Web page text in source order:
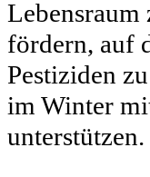
Lebensraum
fördern, auf
Pestiziden
im Winter
unterstützen.